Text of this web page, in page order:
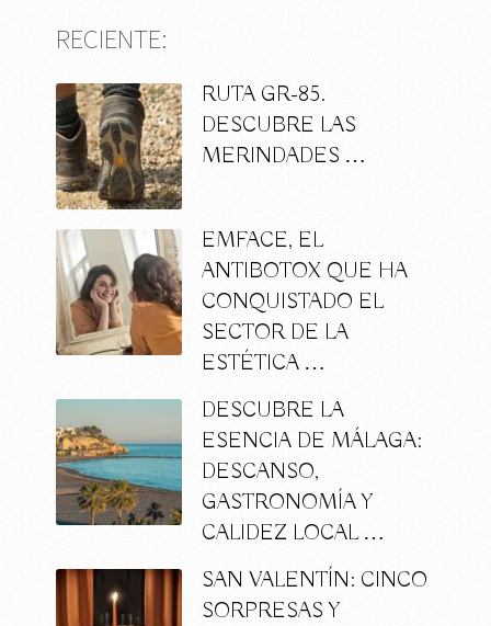
RECIENTE:
RUTA GR-85.
DESCUBRE LAS
MERINDADES …
EMFACE, EL
ANTIBOTOX QUE HA
CONQUISTADO EL
SECTOR DE LA
ESTÉTICA …
DESCUBRE LA
ESENCIA DE MÁLAGA:
DESCANSO,
GASTRONOMÍA Y
CALIDEZ LOCAL …
SAN VALENTÍN: CINCO
SORPRESAS Y